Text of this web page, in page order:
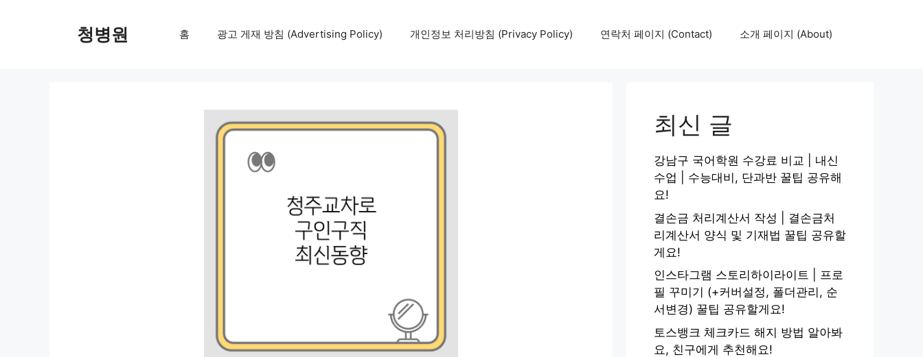
청병원 홈 광고 게재 방침 (Advertising Policy) 개인정보 처리방침 (Privacy Policy) 연락처 페이지 (Contact) 소개 페이지 (About)
최신 글
강남구 국어학원 수강료 비교 | 내신
수업 | 수능대비, 단과반 꿀팁 공유해
요!
결손금 처리계산서 작성 | 결손금처
리계산서 양식 및 기재법 꿀팁 공유할
게요!
인스타그램 스토리하이라이트 | 프로
필 꾸미기 (+커버설정, 폴더관리, 순
서변경) 꿀팁 공유할게요!
토스뱅크 체크카드 해지 방법 알아봐
요, 친구에게 추천해요!